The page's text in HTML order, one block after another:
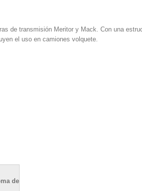
de transmisión Meritor y Mack. Con una
el uso en camiones volquete.
de